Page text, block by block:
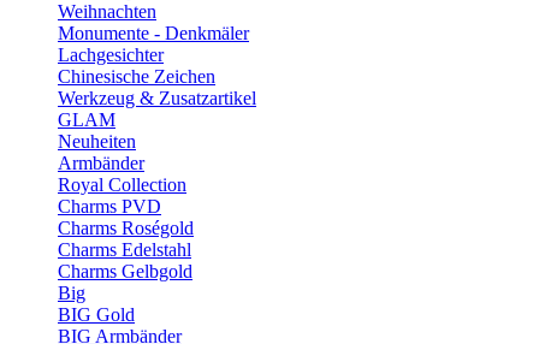
Weihnachten
Monumente - Denkmäler
Lachgesichter
Chinesische Zeichen
Werkzeug & Zusatzartikel
GLAM
Neuheiten
Armbänder
Royal Collection
Charms PVD
Charms Roségold
Charms Edelstahl
Charms Gelbgold
Big
BIG Gold
BIG Armbänder